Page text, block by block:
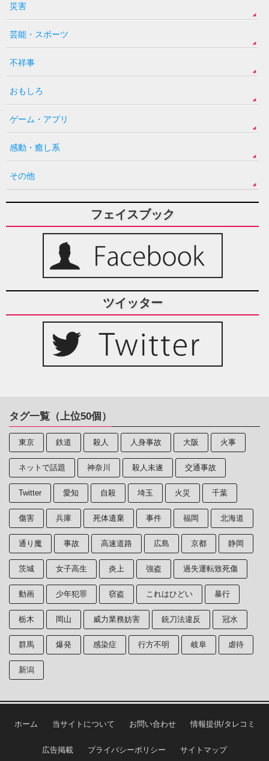
災害
芸能・スポーツ
不祥事
おもしろ
ゲーム・アプリ
感動・癒し系
その他
フェイスブック
ツイッター
タグ一覧（上位50個）
東京 鉄道 殺人 人身事故 大阪 火事
ネットで話題 神奈川 殺人未遂 交通事故
Twitter 愛知 自殺 埼玉 火災 千葉
傷害 兵庫 死体遺棄 事件 福岡 北海道
通り魔 事故 高速道路 広島 京都 静岡
茨城 女子高生 炎上 強盗 過失運転致死傷
動画 少年犯罪 窃盗 これはひどい 暴行
栃木 岡山 威力業務妨害 銃刀法違反 冠水
群馬 爆発 感染症 行方不明 岐阜 虐待
新潟
ホーム 当サイトについて お問い合わせ 情報提供/タレコミ
広告掲載 プライバシーポリシー サイトマップ